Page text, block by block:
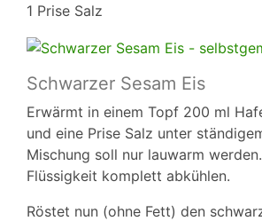
1 Prise Salz
Schwarzer Sesam Eis
Erwärmt in einem Topf 200 ml
und eine Prise Salz unter
Mischung soll nur lauwarm
Flüssigkeit komplett abkühlen.
Röstet nun (ohne Fett) den